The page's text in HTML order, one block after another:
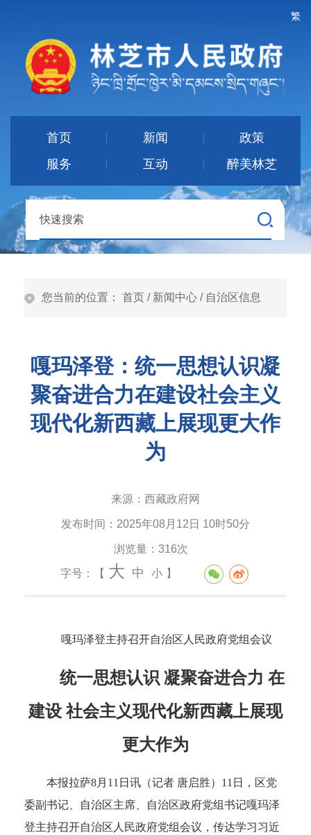
繁
首页 新闻
政策
服务
互动 醉美林芝
您当前的位置： 首页 / 新闻中心 / 自治区信息
嘎玛泽登：统一思想认识凝
聚奋进合力在建设社会主义
现代化新西藏上展现更大作
为
来源： 西藏政府网
发布时间： 2025年08月12日 10时50分
浏览量： 316次
字号：【 大 中 小 】
嘎玛泽登主持召开自治区人民政府党组会议
统一思想认识 凝聚奋进合力 在
建设 社会主义现代化新西藏上展现
更大作为
本报拉萨8月11日讯（记者 唐启胜）11日，区党
委副书记、自治区主席、自治区政府党组书记嘎玛泽
登主持召开自治区人民政府党组会议，传达学习习近